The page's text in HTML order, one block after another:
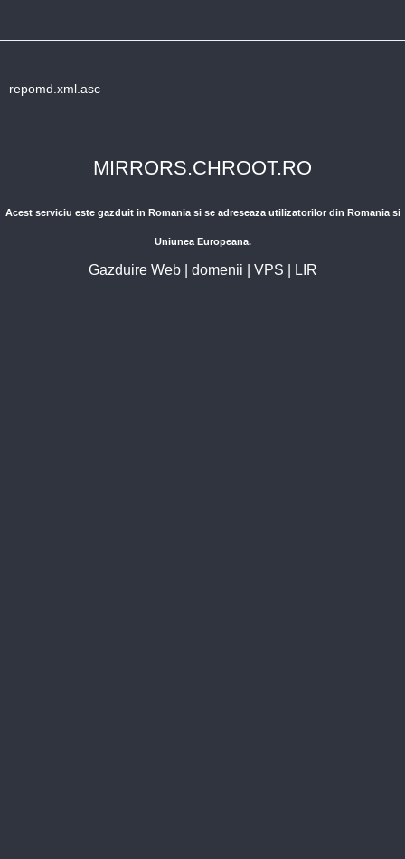
repomd.xml.asc
MIRRORS.CHROOT.RO
Acest serviciu este gazduit in Romania si se adreseaza utilizatorilor din Romania si
Uniunea Europeana.
Gazduire Web| domenii VPS LIR